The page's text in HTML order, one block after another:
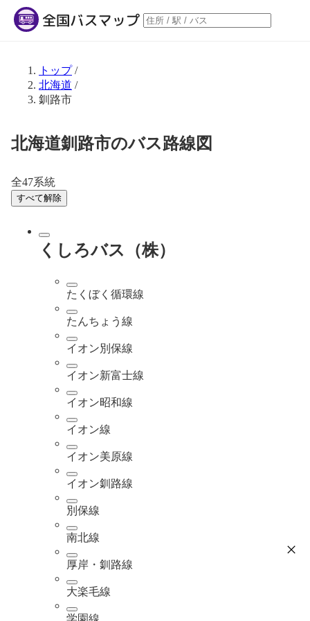
トップ/
北海道 /
釧路市
北海道釧路市のバス路線図
全47系統
すべて解除
くしろバス（株）
たくぼく循環線
たんちょう線
イオン別保線
イオン新富士線
イオン昭和線
イオン線
イオン美原線
イオン釧路線
別保線
南北線
厚岸・釧路線
大楽毛線
学園線